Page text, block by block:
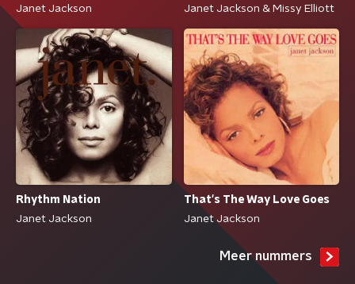
Janet Jackson
Janet Jackson & Missy Elliott
Rhythm Nation
Janet Jackson
That's The Way Love Goes
Janet Jackson
Meer nummers